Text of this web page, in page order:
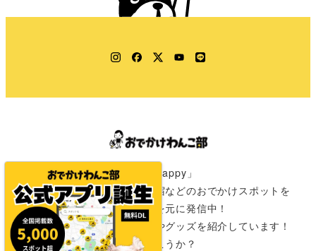
Instagram
Facebook
TwitterYouTube
LINE
「きみのワクワクはわたしのHappy」
愛犬と一緒に行けるカフェや宿などのおでかけスポットを
全国の飼い主さんからの情報を元に発信中！
おでかけが楽しみになる情報やグッズを紹介しています！
さぁ次は君と一緒にどこに行こうか？